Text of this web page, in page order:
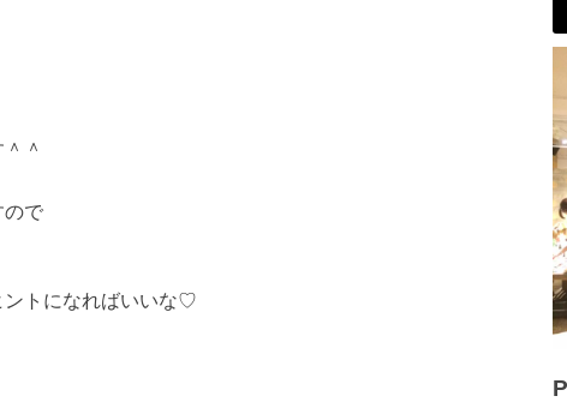
＾
ので
ントになればいいな♡